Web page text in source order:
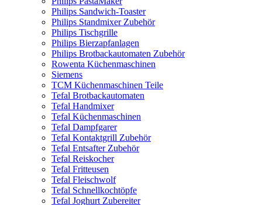
Philips Sandwich-Toaster
Philips Standmixer Zubehör
Philips Tischgrille
Philips Bierzapfanlagen
Philips Brotbackautomaten Zubehör
Rowenta Küchenmaschinen
Siemens
TCM Küchenmaschinen Teile
Tefal Brotbackautomaten
Tefal Handmixer
Tefal Küchenmaschinen
Tefal Dampfgarer
Tefal Kontaktgrill Zubehör
Tefal Entsafter Zubehör
Tefal Reiskocher
Tefal Fritteusen
Tefal Fleischwolf
Tefal Schnellkochtöpfe
Tefal Joghurt Zubereiter